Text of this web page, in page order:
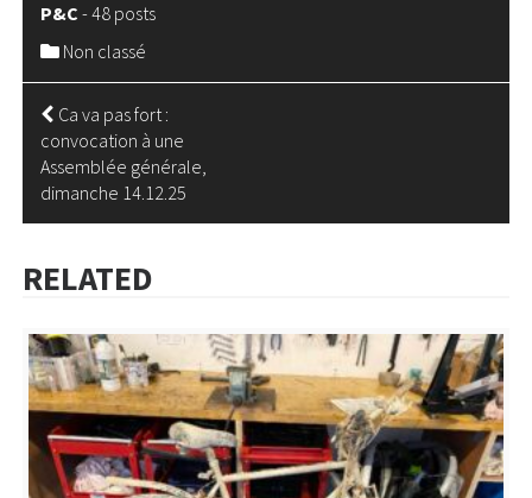
P&C -48 posts
Non classé
NAVIGATION
DE
L’ARTICLE
Ca va pas fort :
convocation à une
Assemblée générale,
dimanche 14.12.25
RELATED